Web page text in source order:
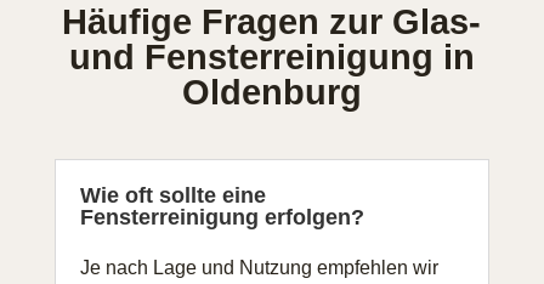
Häufige Fragen zur Glas-
und Fensterreinigung in
Oldenburg
Wie oft sollte eine
Fensterreinigung erfolgen?
Je nach Lage und Nutzung empfehlen wir